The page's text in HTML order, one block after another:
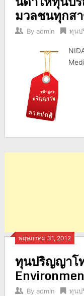
มวลชนทุกส
By admin ทุนป
พฤษภาคม 31, 2012
ทุนปริญญาโ
By admin ทุนป